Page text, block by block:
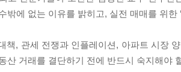
밖에 없는 이유를 밝히고, 실전 매매를 위
책, 관세 전쟁과 인플레이션, 아파트 시장
산 거래를 결단하기 전에 반드시 숙지해야